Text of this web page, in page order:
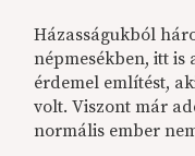
Házasságukból
népmesékben, itt is
érdemel említést,
volt. Viszont már
normális ember